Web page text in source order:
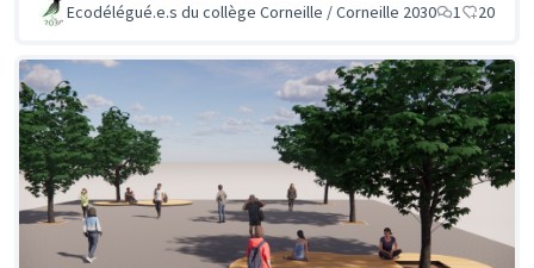
Ecodélégué.e.s du collège Corneille / Corneille 2030 1 20